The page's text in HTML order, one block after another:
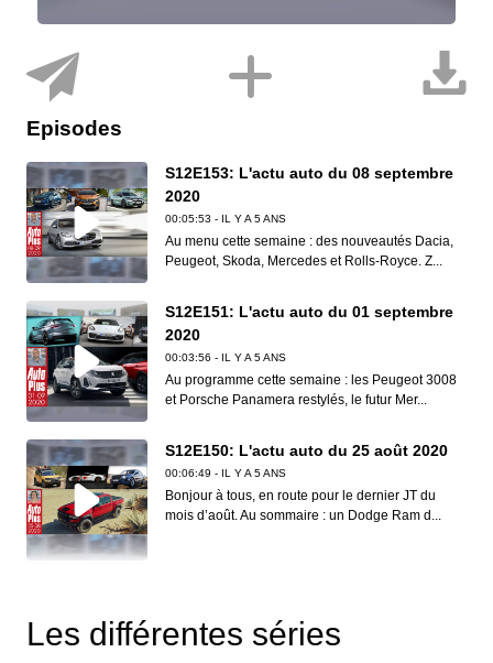
Episodes
S12E153: L'actu auto du 08 septembre
2020
00:05:53 - IL Y A 5 ANS
Au menu cette semaine : des nouveautés Dacia,
Peugeot, Skoda, Mercedes et Rolls-Royce. Z...
S12E151: L'actu auto du 01 septembre
2020
00:03:56 - IL Y A 5 ANS
Au programme cette semaine : les Peugeot 3008
et Porsche Panamera restylés, le futur Mer...
S12E150: L'actu auto du 25 août 2020
00:06:49 - IL Y A 5 ANS
Bonjour à tous, en route pour le dernier JT du
mois d’août. Au sommaire : un Dodge Ram d...
Dans ce nouveau JT d’Auto Plus, on vous
Les différentes séries